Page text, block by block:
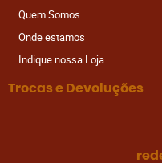
Quem Somos
Onde estamos
Indique nossa Loja
Trocas e Devoluções